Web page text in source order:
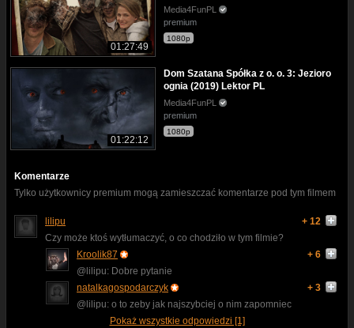
01:27:49
Media4FunPL
premium
1080p
01:22:12
Dom Szatana Spółka z o. o. 3: Jezioro
ognia (2019) Lektor PL
Media4FunPL
premium
1080p
Komentarze
Tylko użytkownicy premium mogą zamieszczać komentarze pod tym filmem
lilipu
+ 12
Czy może ktoś wytłumaczyć, o co chodziło w tym filmie?
Kroolik87
+ 6
@lilipu: Dobre pytanie
natalkagospodarczyk
+ 3
@lilipu: o to zeby jak najszybciej o nim zapomniec
Pokaż wszystkie odpowiedzi [1]